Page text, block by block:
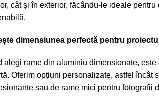
cât și în exterior, făcându-le ideale
dimensiunea perfectă pentru
alegi rame din aluminiu dimensionate,
Oferim opțiuni personalizate, astfel
sau de rame mici pentru fotografii